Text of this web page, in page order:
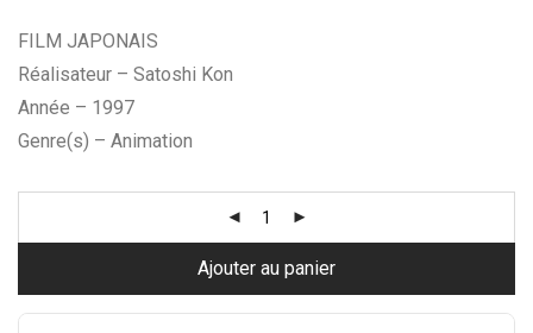
FILM JAPONAIS
Réalisateur – Satoshi Kon
Année – 1997
Genre(s) – Animation
Ajouter au panier